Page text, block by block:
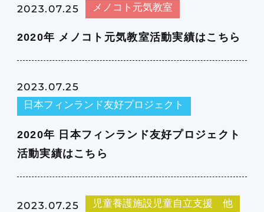
2023.07.25 メノコト元気教室
2020年 メノコト元気教室活動実績はこちら
2023.07.25
日本フィンランド友好プロジェクト
2020年 日本フィンランド友好プロジェクト
活動実績はこちら
2023.07.25 児童養護施設児童自立支援 他